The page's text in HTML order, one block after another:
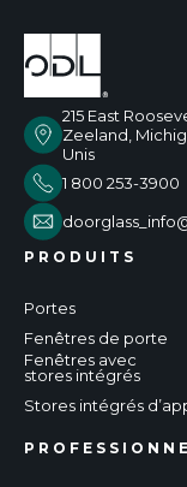
215 East
Zeeland,
Unis
1 800 253-3900
PRODUITS
Portes
Fenêtres de porte
Fenêtres avec
stores intégrés
Stores intégrés